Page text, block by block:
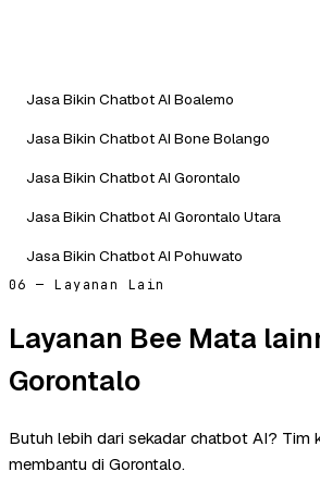
Jasa Bikin Chatbot AI Boalemo
Jasa Bikin Chatbot AI Bone Bolango
Jasa Bikin Chatbot AI Gorontalo
Jasa Bikin Chatbot AI Gorontalo Utara
Jasa Bikin Chatbot AI Pohuwato
06 — Layanan Lain
Layanan Bee Mata
Gorontalo
Butuh lebih dari sekadar chatbot AI? Tim
membantu di Gorontalo.